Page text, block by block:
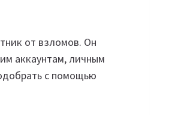
от взломов. Он
аккаунтам, личным
с помощью